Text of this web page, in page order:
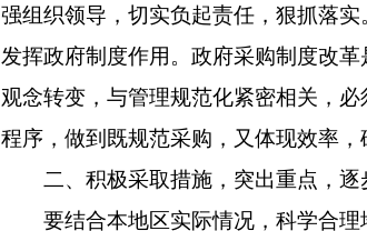
强组织领导，切实负起责任，狠抓落
发挥政府制度作用。政府采购制度改
观念转变，与管理规范化紧密相关，
程序，做到既规范采购，又体现效率，
二、积极采取措施，突出重点，逐
要结合本地区实际情况，科学合理